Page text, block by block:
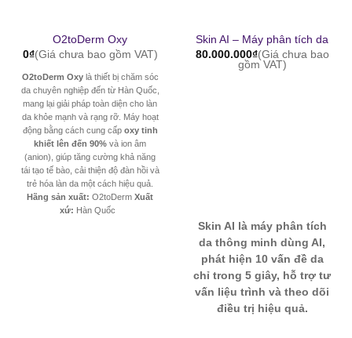
O2toDerm Oxy
0₫(Giá chưa bao gồm VAT)
O2toDerm Oxylà thiết bị chăm sóc
da chuyên nghiệp đến từ Hàn Quốc,
mang lại giải pháp toàn diện cho làn
da khỏe mạnh và rạng rỡ. Máy hoạt
động bằng cách cung cấp oxy tinh
khiết lên đến 90% và ion âm
(anion), giúp tăng cường khả năng
tái tạo tế bào, cải thiện độ đàn hồi và
trẻ hóa làn da một cách hiệu quả.
Hãng sản xuất: O2toDerm Xuất
xứ: Hàn Quốc
Skin AI – Máy phân tích da
80.000.000₫(Giá chưa bao
gồm VAT)
Skin AI là máy phân tích
da thông minh dùng AI,
phát hiện 10 vấn đề da
chỉ trong 5 giây, hỗ trợ tư
vấn liệu trình và theo dõi
điều trị hiệu quả.